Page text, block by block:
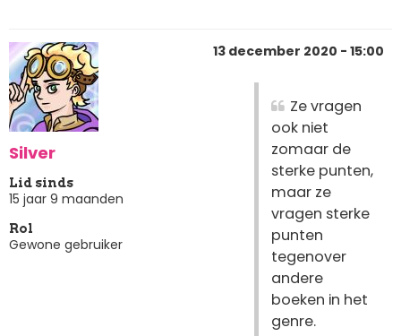
Silver
Lid sinds
15 jaar 9 maanden
Rol
Gewone gebruiker
13 december 2020 - 15:00
Ze vragen
ook niet
zomaar de
sterke punten,
maar ze
vragen sterke
punten
tegenover
andere
boeken in het
genre.